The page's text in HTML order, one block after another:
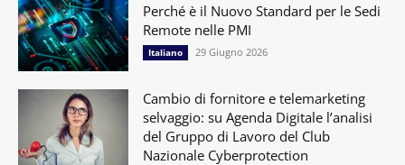
Perché è il Nuovo Standard per le Sedi
Remote nelle PMI
Italiano 29 Giugno 2026
Cambio di fornitore e telemarketing
selvaggio: su Agenda Digitale l’analisi
del Gruppo di Lavoro del Club
Nazionale Cyberprotection